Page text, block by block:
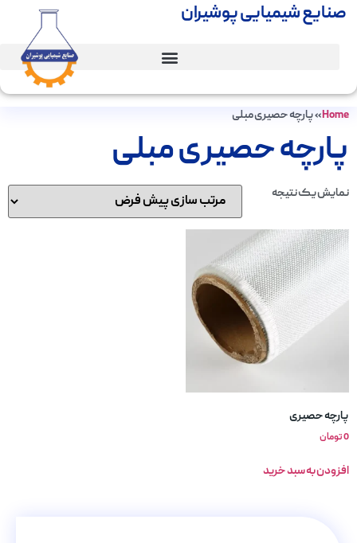
صنایع شیمیایی پوشیران
Home
»پارچه حصیری مبلی
پارچه حصیری مبلی
نمایش یک نتیجه
پارچه حصیری
0تومان
افزودن به سبد خرید